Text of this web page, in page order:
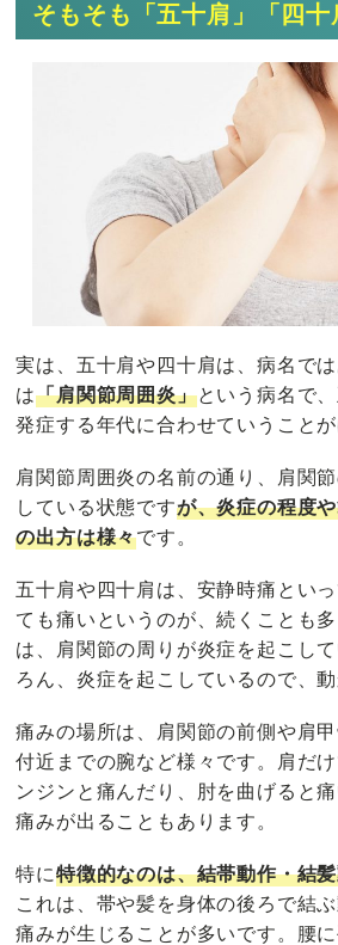
そもそも「五十肩」「四十
実は、五十肩や四十肩は、病名で
は「肩関節周囲炎」という病名で
発症する年代に合わせていうことが
肩関節周囲炎の名前の通り、肩関
している状態ですが、炎症の程度
の出方は様々です。
五十肩や四十肩は、安静時痛とい
ても痛いというのが、続くことも
は、肩関節の周りが炎症を起こし
ろん、炎症を起こしているので、動
痛みの場所は、肩関節の前側や肩
付近までの腕など様々です。肩だ
ンジンと痛んだり、肘を曲げると
痛みが出ることもあります。
特に特徴的なのは、結帯動作・結
これは、帯や髪を身体の後ろで結ぶ
痛みが生じることが多いです。腰